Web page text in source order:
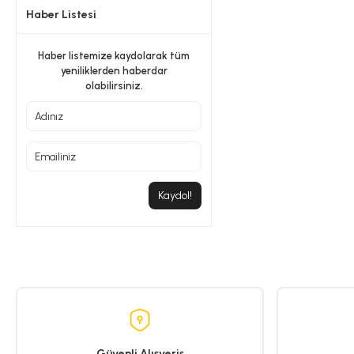
Haber Listesi
Haber listemize kaydolarak tüm
yeniliklerden haberdar
olabilirsiniz.
Kaydol!